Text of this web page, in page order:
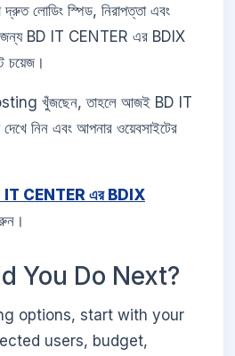
দ্রুত লোডিং স্পিড, নিরাপত্তা এবং
জন্য BD IT CENTER এর BDIX
চয়েজ।
খুঁজছেন, তাহলে আজই BD IT
নিন এবং আপনার ওয়েবসাইটের
IT CENTER এর BDIX
You Do Next?
options, start with your
users, budget,